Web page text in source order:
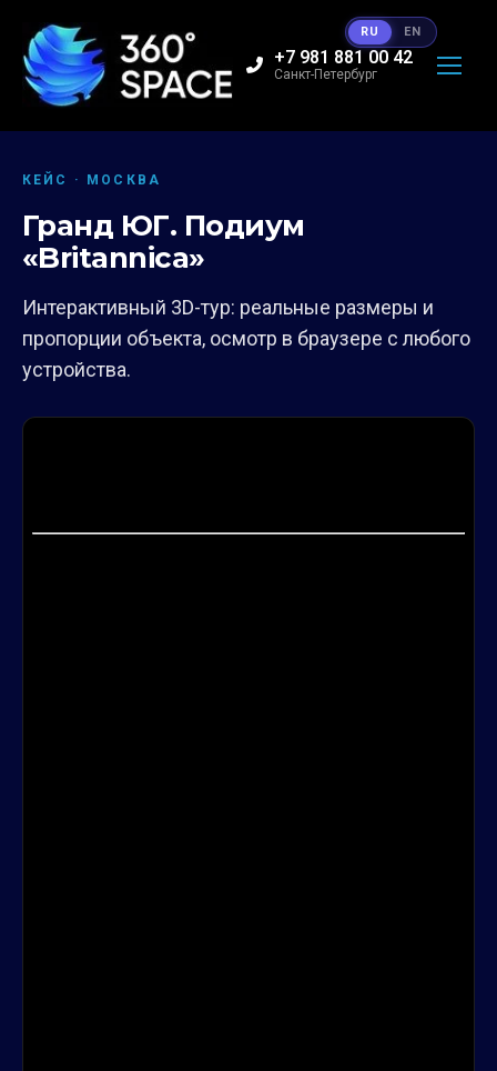
+7 981 881 00 42
Санкт-Петербург
КЕЙС · МОСКВА
Гранд ЮГ. Подиум
«Britannica»
Интерактивный 3D-тур: реальные размеры и
пропорции объекта, осмотр в браузере с любого
устройства.
RU EN